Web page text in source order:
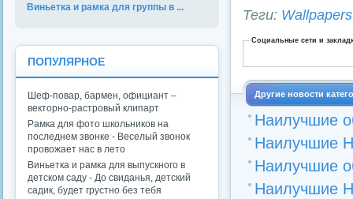
Теги: Wallpapers
Социальные сети и
Другие новости
Наилучшие
Наилучшие
Наилучшие
Наилучшие
Виньетка и рамка для группы в ...
ПОПУЛЯРНОЕ
Шеф-повар, бармен, официант –
векторно-растровый клипарт
Рамка для фото школьников на
последнем звонке - Веселый звонок
провожает нас в лето
Виньетка и рамка для выпускного в
детском саду - До свиданья, детский
садик, будет грустно без тебя